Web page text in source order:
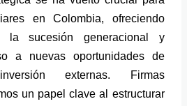
en Colombia, ofreciendo
la sucesión generacional y
a nuevas oportunidades de
externas. Firmas
un papel clave al estructurar